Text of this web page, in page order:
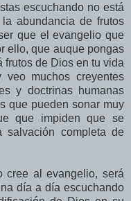
escuchando no está
abundancia de frutos
que el evangelio que
ello, que auque pongas
frutos de Dios en tu vida
muchos creyentes
y doctrinas humanas
que pueden sonar muy
que impiden que se
salvación completa de
cree al evangelio, será
día a día escuchando